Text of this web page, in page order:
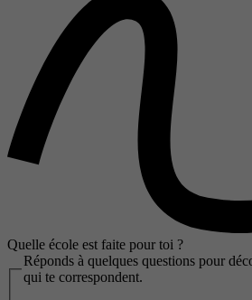
Quelle école est faite pour toi ?
Réponds à quelques questions pour
qui te correspondent.